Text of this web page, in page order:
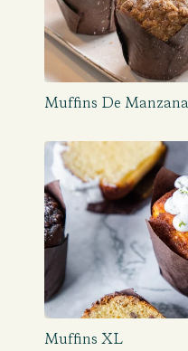
Muffins De
Muffins XL